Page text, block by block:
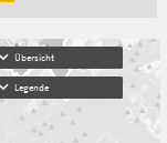
Übersicht
Legende